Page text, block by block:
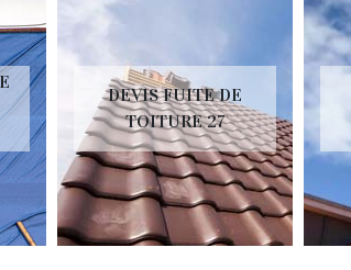
DEVIS FUITE DE
TOITURE 27